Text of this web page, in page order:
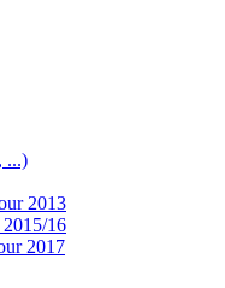
...)
2013
16
2017